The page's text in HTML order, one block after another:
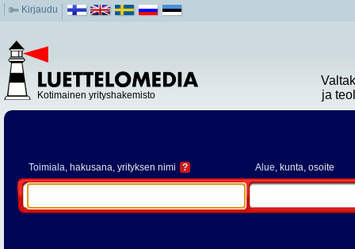
Kirjaudu
Kotimainen yrityshakemisto
ja
Toimiala, hakusana, yrityksen nimi ? Alue, kunta, osoite